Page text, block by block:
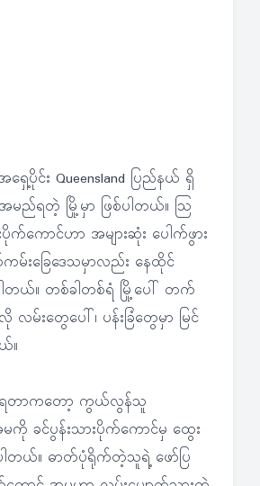
ရှေ့ပိုင်း Queensland ပြည်နယ် ရှိ
အမည်ရတဲ့ မြို့မှာ ဖြစ်ပါတယ်။ သြ
က်ကောင်ဟာ အများဆုံး ပေါက်ဖွား
မ်းခြေဒေသမှာလည်း နေထိုင်
ပါတယ်။ တစ်ခါတစ်ရံ မြို့ပေါ် တက်
မ်းတွေပေါ်၊ ပန်းခြံတွေမှာ မြင်
။
ရတာကတော့ ကွယ်လွန်သူ
ကို ခင်ပွန်းသားပိုက်ကောင်မှ ထွေး
ပါတယ်။ ဓာတ်ပုံရိုက်တဲ့သူရဲ့ ဖော်ပြ